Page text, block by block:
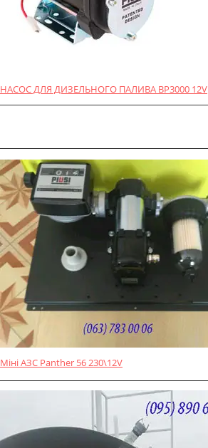
НАСОС ДЛЯ ДИЗЕЛЬНОГО ПАЛИВА BP3000 12V
Міні АЗС Panther 56 230\12V